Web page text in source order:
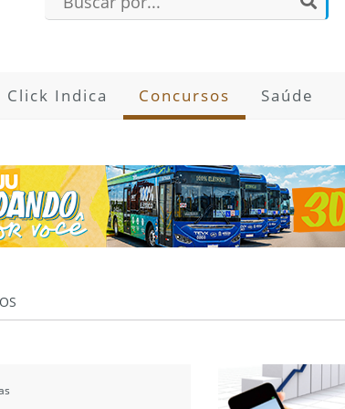
Click Indica Concursos Saúde